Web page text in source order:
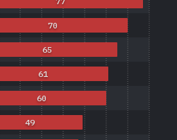
49
60
61
65
70